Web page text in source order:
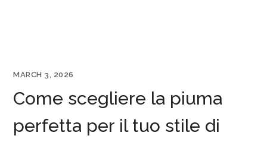
MARCH 3, 2026
Come scegliere la piuma
perfetta per il tuo stile di